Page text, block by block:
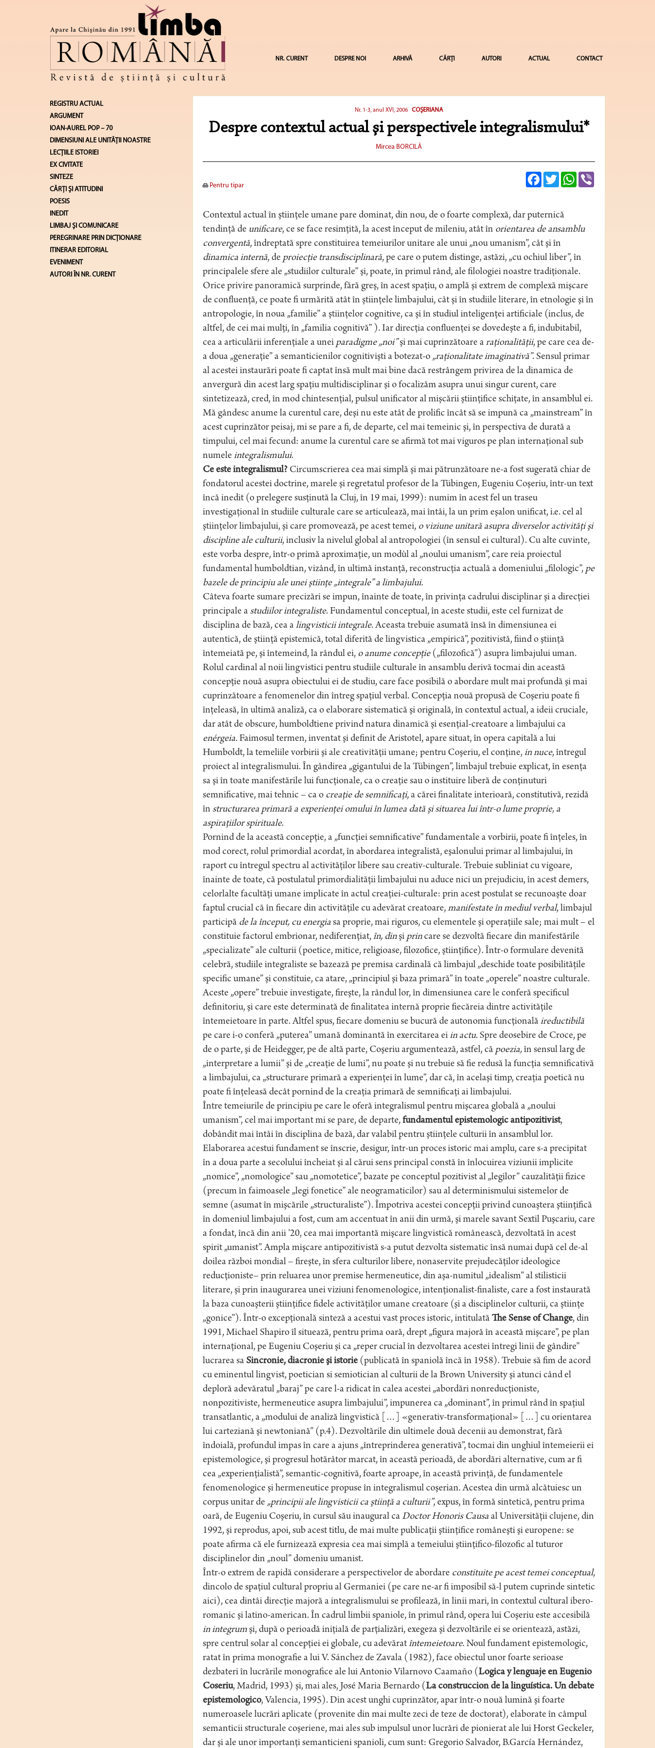
NR. CURENT DESPRE NOI ARHIVĂ CĂRȚI AUTORI ACTUAL CONTACT
REGISTRU ACTUAL
ARGUMENT
IOAN-AUREL POP – 70
DIMENSIUNI ALE UNITĂŢII NOASTRE
LECŢIILE ISTORIEI
EX CIVITATE
SINTEZE
CĂRŢI ŞI ATITUDINI
POESIS
INEDIT
LIMBAJ ŞI COMUNICARE
PEREGRINARE PRIN DICȚIONARE
ITINERAR EDITORIAL
EVENIMENT
AUTORI ÎN NR. CURENT
Nr. 1-3, anul XVI, 2006 COŞERIANA
Despre contextul actual şi perspectivele integralismului*
Mircea BORCILĂ
Pentru tipar
FacebookTwitterWhatsApp
Contextul actual în ştiinţele umane pare dominat, din nou, de o foarte complexă, dar puternică
tendinţă de unificare, ce se face resimţită, la acest început de mileniu, atât în orientarea de ansamblu
convergentă, îndreptată spre constituirea temeiurilor unitare ale unui „nou umanism”, cât şi în
dinamica internă, de proiecţie transdisciplinară, pe care o putem distinge, astăzi, „cu ochiul liber”, în
principalele sfere ale „studiilor culturale” şi, poate, în primul rând, ale filologiei noastre tradiţionale.
Orice privire panoramică surprinde, fără greş, în acest spaţiu, o amplă şi extrem de complexă mişcare
de confluenţă, ce poate fi urmărită atât în ştiinţele limbajului, cât şi în studiile literare, în etnologie şi în
antropologie, în noua „familie” a ştiinţelor cognitive, ca şi în studiul inteligenţei artificiale (inclus, de
altfel, de cei mai mulţi, în „familia cognitivă” ). Iar direcţia confluenţei se dovedeşte a fi, indubitabil,
cea a articulării inferenţiale a unei paradigme „noi”şi mai cuprinzătoare a raţionalităţii, pe care cea de-
a doua „generaţie” a semanticienilor cognitivişti a botezat-o„raţionalitate imaginativă”. Sensul primar
al acestei instaurări poate fi captat însă mult mai bine dacă restrângem privirea de la dinamica de
anvergură din acest larg spaţiu multidisciplinar şi o focalizăm asupra unui singur curent, care
sintetizează, cred, în mod chintesenţial, pulsul unificator al mişcării ştiinţifice schiţate, în ansamblul ei.
Mă gândesc anume la curentul care, deşi nu este atât de prolific încât să se impună ca „mainstream” în
acest cuprinzător peisaj, mi se pare a fi, de departe, cel mai temeinic şi, în perspectiva de durată a
timpului, cel mai fecund: anume la curentul care se afirmă tot mai viguros pe plan internaţional sub
numele integralismului.
Ce este integralismul?Circumscrierea cea mai simplă şi mai pătrunzătoare ne-a fost sugerată chiar de
fondatorul acestei doctrine, marele şi regretatul profesor de la Tübingen, Eugeniu Coşeriu, într-un text
încă inedit (o prelegere susţinută la Cluj, în 19 mai, 1999): numim în acest fel un traseu
investigaţional în studiile culturale care se articulează, mai întâi, la un prim eşalon unificat, i.e. cel al
ştiinţelor limbajului, şi care promovează, pe acest temei, o viziune unitară asupra diverselor activităţi şi
discipline ale culturii, inclusiv la nivelul global al antropologiei (în sensul ei cultural). Cu alte cuvinte,
este vorba despre, într-o primă aproximaţie, un modùl al „noului umanism”, care reia proiectul
fundamental humboldtian, vizând, în ultimă instanţă, reconstrucţia actuală a domeniului „filologic”,pe
bazele de principiu ale unei ştiinţe „integrale” a limbajului.
Câteva foarte sumare precizări se impun, înainte de toate, în privinţa cadrului disciplinar şi a direcţiei
principale a studiilor integraliste. Fundamentul conceptual, în aceste studii, este cel furnizat de
disciplina de bază, cea a lingvisticii integrale. Aceasta trebuie asumată însă în dimensiunea ei
autentică, de ştiinţă epistemică, total diferită de lingvistica „empirică”, pozitivistă, fiind o ştiinţă
întemeiată pe, şi întemeind, la rândul ei, o anume concepţie(„filozofică”) asupra limbajului uman.
Rolul cardinal al noii lingvistici pentru studiile culturale în ansamblu derivă tocmai din această
concepţie nouă asupra obiectului ei de studiu, care face posibilă o abordare mult mai profundă şi mai
cuprinzătoare a fenomenelor din întreg spaţiul verbal. Concepţia nouă propusă de Coşeriu poate fi
înţeleasă, în ultimă analiză, ca o elaborare sistematică şi originală, în contextul actual, a ideii cruciale,
dar atât de obscure, humboldtiene privind natura dinamică şi esenţial-creatoare a limbajului ca
enérgeia.Faimosul termen, inventat şi definit de Aristotel, apare situat, în opera capitală a lui
Humboldt, la temeliile vorbirii şi ale creativităţii umane; pentru Coşeriu, el conţine,in nuce, întregul
proiect al integralismului. În gândirea „gigantului de la Tübingen”, limbajul trebuie explicat, în esenţa
sa şi în toate manifestările lui funcţionale, ca o creaţie sau o instituire liberă de conţinuturi
semnificative, mai tehnic – ca o creaţie de semnificaţi, a cărei finalitate interioară, constitutivă, rezidă
în structurarea primară a experienţei omului în lumea dată şi situarea lui într-o lume proprie, a
aspiraţiilor spirituale.
Pornind de la această concepţie, a „funcţiei semnificative” fundamentale a vorbirii, poate fi înţeles, în
mod corect, rolul primordial acordat, în abordarea integralistă, eşalonului primar al limbajului, în
raport cu întregul spectru al activităţilor libere sau creativ-culturale. Trebuie subliniat cu vigoare,
înainte de toate, că postulatul primordialităţii limbajului nu aduce nici un prejudiciu, în acest demers,
celorlalte facultăţi umane implicate în actul creaţiei-culturale: prin acest postulat se recunoaşte doar
faptul crucial că în fiecare din activităţile cu adevărat creatoare,manifestate în mediul verbal, limbajul
participă de la început, cu energiasa proprie, mai riguros, cu elementele şi operaţiile sale; mai mult – el
constituie factorul embrionar, nediferenţiat,în, dinşiprincare se dezvoltă fiecare din manifestările
„specializate” ale culturii (poetice, mitice, religioase, filozofice, ştiinţifice). Într-o formulare devenită
celebră, studiile integraliste se bazează pe premisa cardinală că limbajul „deschide toate posibilităţile
specific umane” şi constituie, ca atare, „principiul şi baza primară” în toate „operele” noastre culturale.
Aceste „opere” trebuie investigate, fireşte, la rândul lor, în dimensiunea care le conferă specificul
definitoriu, şi care este determinată de finalitatea internă proprie fiecăreia dintre activităţile
întemeietoare în parte. Altfel spus, fiecare domeniu se bucură de autonomia funcţională ireductibilă
pe care i-o conferă „puterea” umană dominantă în exercitarea eiin actu.Spre deosebire de Croce, pe
de o parte, şi de Heidegger, pe de altă parte, Coşeriu argumentează, astfel, că poezia,în sensul larg de
„interpretare a lumii” şi de „creaţie de lumi”, nu poate şi nu trebuie să fie redusă la funcţia semnificativă
a limbajului, ca „structurare primară a experienţei în lume”, dar că, în acelaşi timp, creaţia poetică nu
poate fi înţeleasă decât pornind de la creaţia primară de semnificaţi ai limbajului.
Între temeiurile de principiu pe care le oferă integralismul pentru mişcarea globală a „noului
umanism”, cel mai important mi se pare, de departe,fundamentul epistemologic antipozitivist,
dobândit mai întâi în disciplina de bază, dar valabil pentru ştiinţele culturii în ansamblul lor.
Elaborarea acestui fundament se înscrie, desigur, într-un proces istoric mai amplu, care s-a precipitat
în a doua parte a secolului încheiat şi al cărui sens principal constă în înlocuirea viziunii implicite
„nomice”, „nomologice” sau „nomotetice”, bazate pe conceptul pozitivist al „legilor” cauzalităţii fizice
(precum în faimoasele „legi fonetice” ale neogramaticilor) sau al determinismului sistemelor de
semne (asumat în mişcările „structuraliste”). Împotriva acestei concepţii privind cunoaştera ştiinţifică
în domeniul limbajului a fost, cum am accentuat în anii din urmă, şi marele savant Sextil Puşcariu, care
a fondat, încă din anii ’20, cea mai importantă mişcare lingvistică românească, dezvoltată în acest
spirit „umanist”. Ampla mişcare antipozitivistă s-a putut dezvolta sistematic însă numai după cel de-al
doilea război mondial – fireşte, în sfera culturilor libere, nonaservite prejudecăţilor ideologice
reducţioniste– prin reluarea unor premise hermeneutice, din aşa-numitul „idealism” al stilisticii
literare, şi prin inaugurarea unei viziuni fenomenologice, intenţionalist-finaliste, care a fost instaurată
la baza cunoaşterii ştiinţifice fidele activităţilor umane creatoare (şi a disciplinelor culturii, ca ştiinţe
„gonice”). Într-o excepţională sinteză a acestui vast proces istoric, intitulată The Sense of Change, din
1991, Michael Shapiro îl situează, pentru prima oară, drept „figura majoră în această mişcare”, pe plan
internaţional, pe Eugeniu Coşeriu şi ca „reper crucial în dezvoltarea acestei întregi linii de gândire”
lucrarea sa Sincronie, diacronie şi istorie(publicată în spaniolă încă în 1958). Trebuie să fim de acord
cu eminentul lingvist, poetician si semiotician al culturii de la Brown University şi atunci când el
deploră adevăratul „baraj” pe care l-a ridicat în calea acestei „abordări nonreducţioniste,
nonpozitiviste, hermeneutice asupra limbajului”, impunerea ca „dominant”, în primul rând în spaţiul
transatlantic, a „modului de analiză lingvistică […] «generativ-transformaţional» […] cu orientarea
lui carteziană şi newtoniană” (p.4). Dezvoltările din ultimele două decenii au demonstrat, fără
îndoială, profundul impas în care a ajuns „întreprinderea generativă”, tocmai din unghiul întemeierii ei
epistemologice, şi progresul hotărâtor marcat, în această perioadă, de abordări alternative, cum ar fi
cea „experienţialistă”, semantic-cognitivă, foarte aproape, în această privinţă, de fundamentele
fenomenologice şi hermeneutice propuse în integralismul coşerian. Acestea din urmă alcătuiesc un
corpus unitar de „principii ale lingvisticii ca ştiinţă a culturii”, expus, în formă sintetică, pentru prima
oară, de Eugeniu Coşeriu, în cursul său inaugural ca Doctor Honoris Causaal Universităţii clujene, din
1992, şi reprodus, apoi, sub acest titlu, de mai multe publicaţii ştiinţifice româneşti şi europene: se
poate afirma că ele furnizează expresia cea mai simplă a temeiului ştiinţifico-filozofic al tuturor
disciplinelor din „noul” domeniu umanist.
Într-o extrem de rapidă considerare a perspectivelor de abordare constituite pe acest temei conceptual,
dincolo de spaţiul cultural propriu al Germaniei (pe care ne-ar fi imposibil să-l putem cuprinde sintetic
aici), cea dintâi direcţie majoră a integralismului se profilează, în linii mari, în contextul cultural ibero-
romanic şi latino-american. În cadrul limbii spaniole, în primul rând, opera lui Coşeriu este accesibilă
in integrumşi, după o perioadă iniţială de parţializări, exegeza şi dezvoltările ei se orientează, astăzi,
spre centrul solar al concepţiei ei globale, cu adevăratîntemeietoare. Noul fundament epistemologic,
ratat în prima monografie a lui V. Sánchez de Zavala (1982), face obiectul unor foarte serioase
dezbateri în lucrările monografice ale lui Antonio Vilarnovo Caamaño (Logica y lenguaje en Eugenio
Coseriu, Madrid, 1993) şi, mai ales, José Maria Bernardo (La construccion de la linguística. Un debate
epistemologico, Valencia, 1995). Din acest unghi cuprinzător, apar într-o nouă lumină şi foarte
numeroasele lucrări aplicate (provenite din mai multe zeci de teze de doctorat), elaborate în câmpul
semanticii structurale coşeriene, mai ales sub impulsul unor lucrări de pionierat ale lui Horst Geckeler,
dar şi ale unor importanţi semanticieni spanioli, cum sunt: Gregorio Salvador, B.García Hernández,